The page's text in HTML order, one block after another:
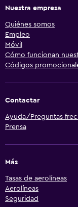
Nuestra empresa
Quiénes somos
Empleo
Móvil
Cómo funcionan
Códigos
Contactar
Ayuda/Preguntas
Prensa
Más
Tasas de aerolíneas
Aerolíneas
Seguridad